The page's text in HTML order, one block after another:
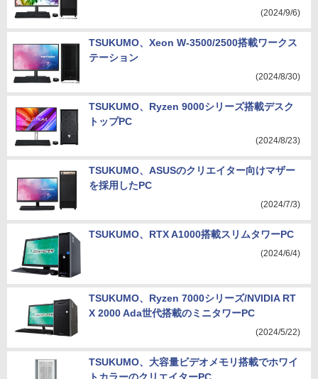
(2024/9/6)
TSUKUMO、Xeon W-3500/2500搭載ワークス
テーション
(2024/8/30)
TSUKUMO、Ryzen 9000シリーズ搭載デスク
トップPC
(2024/8/23)
TSUKUMO、ASUSのクリエイター向けマザー
を採用したPC
(2024/7/3)
TSUKUMO、RTX A1000搭載スリムタワーPC
(2024/6/4)
TSUKUMO、Ryzen 7000シリーズ/NVIDIA RT
X 2000 Ada世代搭載のミニタワーPC
(2024/5/22)
TSUKUMO、大容量ビデオメモリ搭載でホワイ